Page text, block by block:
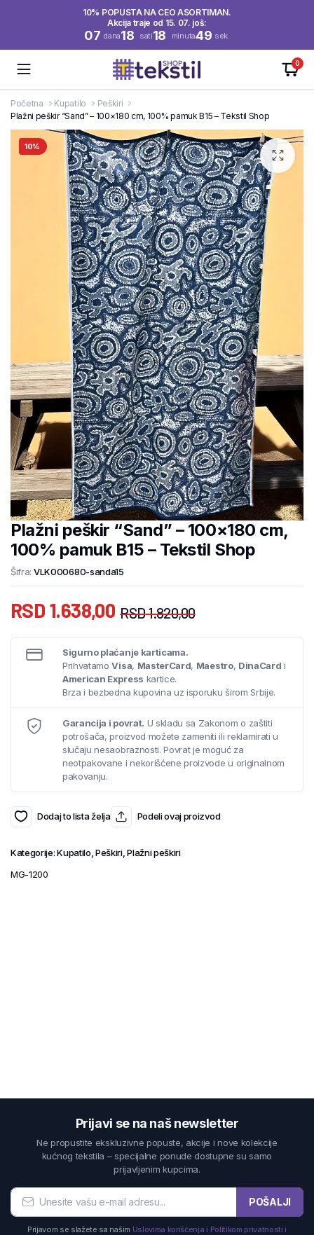
10% POPUSTA NA CEO ASORTIMAN.
Akcija traje od 15. 07. još:
07 dana18 sati18 minuta48 sek.
0
Početna Kupatilo
Peškiri
Plažni peškir “Sand” – 100×180 cm, 100% pamuk B15 – Tekstil Shop
10%
Plažni peškir “Sand” – 100×180 cm,
100% pamuk B15 – Tekstil Shop
Šifra: VLK000680-sanda15
RSD1.820,00
RSD 1.638,00
Sigurno plaćanje karticama.
PrihvatamoVisa, MasterCard, Maestro, DinaCard i
American Express kartice.
Brza i bezbedna kupovina uz isporuku širom Srbije.
Garancija i povrat. U skladu sa Zakonom o zaštiti
potrošača, proizvod možete zameniti ili reklamirati u
slučaju nesaobraznosti. Povrat je moguć za
neotpakovane i nekorišćene proizvode u originalnom
pakovanju.
Dodaj to lista želja Podeli ovaj proizvod
Kategorije:Kupatilo Peškiri,Plažni peškiri
MG-1200
Prijavi se na naš newsletter
Ne propustite ekskluzivne popuste, akcije i nove kolekcije
kućnog tekstila – specijalne ponude dostupne su samo
prijavljenim kupcima.
POŠALJI
Prijavom se slažete sa našim Uslovima korišćenja i Politikom privatnosti i